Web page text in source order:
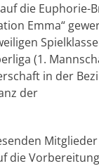
die Euphorie-
Emma“
(1.
in der
der
die